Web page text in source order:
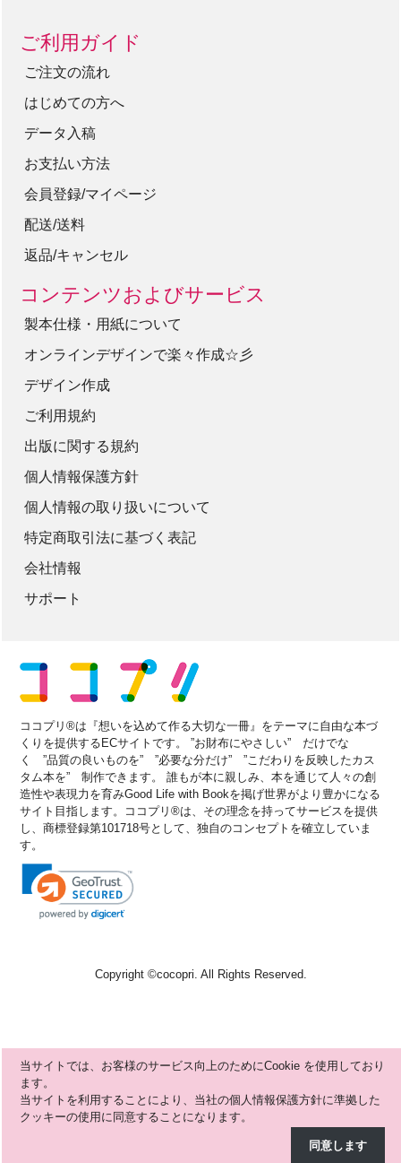
ご利用ガイド
ご注文の流れ
はじめての方へ
データ入稿
お支払い方法
会員登録/マイページ
配送/送料
返品/キャンセル
コンテンツおよびサービス
製本仕様・用紙について
オンラインデザインで楽々作成☆彡
デザイン作成
ご利用規約
出版に関する規約
個人情報保護方針
個人情報の取り扱いについて
特定商取引法に基づく表記
会社情報
サポート
ココプリ®は『想いを込めて作る大切な一冊』をテーマに自由な本づ
くりを提供するECサイトです。 ”お財布にやさしい” だけでな
く ”品質の良いものを” ”必要な分だけ” ”こだわりを反映したカス
タム本を” 制作できます。 誰もが本に親しみ、本を通じて人々の創
造性や表現力を育みGood Life with Bookを掲げ世界がより豊かになる
サイト目指します。ココプリ®は、その理念を持ってサービスを提供
し、商標登録第101718号として、独自のコンセプトを確立していま
す。
当サイトでは、お客様のサービス向上のためにCookie を使用しており
ます。
当サイトを利用することにより、当社の個人情報保護方針に準拠した
クッキーの使用に同意することになります。
同意します
Copyright ©cocopri. All Rights Reserved.